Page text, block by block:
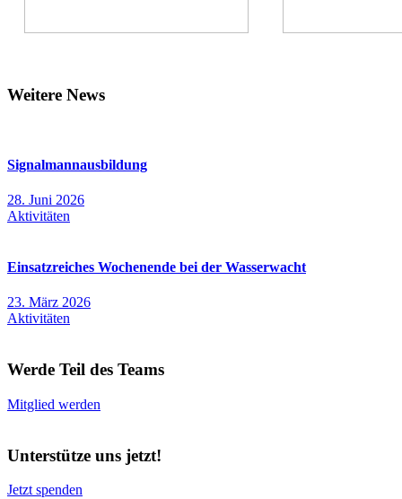
Weitere News
Signalmannausbildung
28. Juni 2026
Aktivitäten
Einsatzreiches Wochenende bei der Wasserwacht
23. März 2026
Aktivitäten
Werde Teil des Teams
Mitglied werden
Unterstütze uns jetzt!
Jetzt spenden